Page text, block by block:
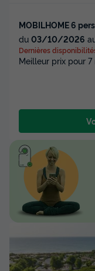
MOBILHOME 6
du 03/10/2026
Meilleur prix pour 7
Dernières